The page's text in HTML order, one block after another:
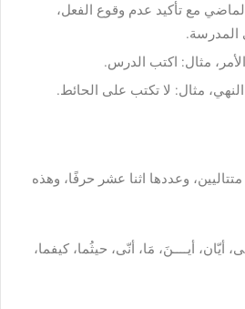
مع تأكيد عدم وقوع الفعل،
المدرسة.
مثال: اكتب الدرس.
النهي، مثال: لا تكتب على الحائط.
وعددها اثنا عشر حرفًا، وهذه
أيّان، أيــــنَ، مَا، أنّى، حيثُما، كيفما،